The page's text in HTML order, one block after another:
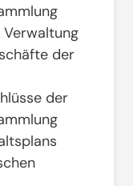
der
der